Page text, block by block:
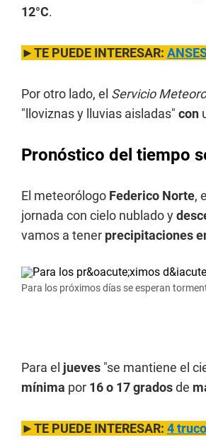
12°C.
►TE PUEDE INTERESAR:
Por otro lado, el Servicio
"lloviznas y lluvias aisladas" con
Pronóstico del tiempo
El meteorólogo Federico Norte,
jornada con cielo nublado y
vamos a tener precipitaciones
Para los próximos días se esperan
Para el jueves "se mantiene el
mínima por 16 o 17 gradosde
►TE PUEDE INTERESAR: 4